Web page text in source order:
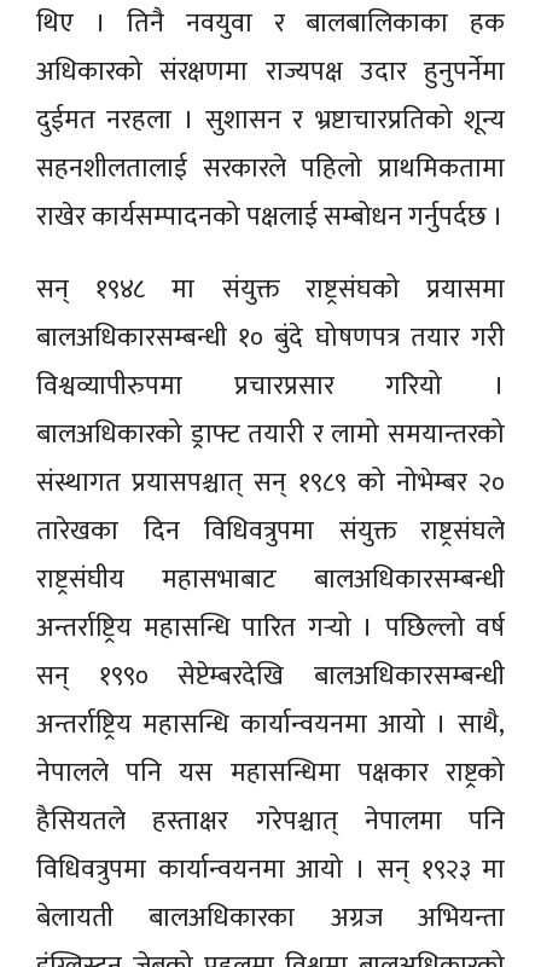
थिए । तिनै नवयुवा र बालबालिकाका हक
अधिकारको संरक्षणमा राज्यपक्ष उदार हुनुपर्नेमा
दुईमत नरहला । सुशासन र भ्रष्टाचारप्रतिको शून्य
सहनशीलतालाई सरकारले पहिलो प्राथमिकतामा
राखेर कार्यसम्पादनको पक्षलाई सम्बोधन गर्नुपर्दछ ।
सन् १९४८ मा संयुक्त राष्ट्रसंघको प्रयासमा
बालअधिकारसम्बन्धी १० बुंदे घोषणपत्र तयार गरी
विश्वव्यापीरुपमा प्रचारप्रसार गरियो ।
बालअधिकारको ड्राफ्ट तयारी र लामो समयान्तरको
संस्थागत प्रयासपश्चात् सन् १९८९ को नोभेम्बर २०
तारेखका दिन विधिवत्रुपमा संयुक्त राष्ट्रसंघले
राष्ट्रसंघीय महासभाबाट बालअधिकारसम्बन्धी
अन्तर्राष्ट्रिय महासन्धि पारित गर्‍यो । पछिल्लो वर्ष
सन् १९९० सेप्टेम्बरदेखि बालअधिकारसम्बन्धी
अन्तर्राष्ट्रिय महासन्धि कार्यान्वयनमा आयो । साथै,
नेपालले पनि यस महासन्धिमा पक्षकार राष्ट्रको
हैसियतले हस्ताक्षर गरेपश्चात् नेपालमा पनि
विधिवत्रुपमा कार्यान्वयनमा आयो । सन् १९२३ मा
बेलायती बालअधिकारका अग्रज अभियन्ता